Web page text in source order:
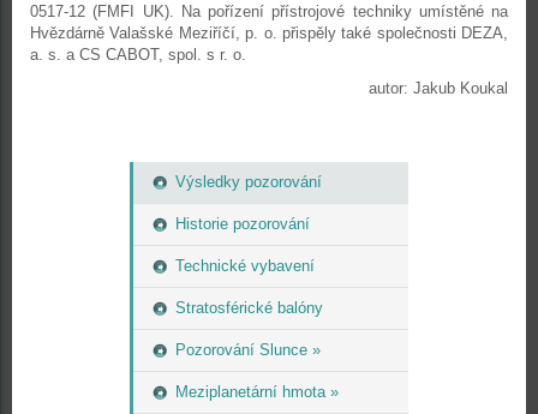
Výsledky pozorování
Historie pozorování
Technické vybavení
Stratosférické balóny
Pozorování Slunce »
Meziplanetární hmota »
0517-12 (FMFI UK). Na pořízení přístrojové techniky umístěné na
Hvězdárně Valašské Meziříčí, p. o. přispěly také společnosti DEZA,
a. s. a CS CABOT, spol. s r. o.
autor: Jakub Koukal